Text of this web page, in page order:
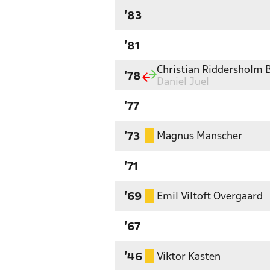
'83
'81
'78
Christian Riddersholm
Daniel Juel
'77
'73 Magnus Manscher
'71
'69 Emil Viltoft Overgaard
'67
'46 Viktor Kasten